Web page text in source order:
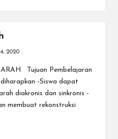
2020
Tujuan Pembelajaran
-Siswa dapat
diakronis dan sinkronis -
membuat rekonstruksi